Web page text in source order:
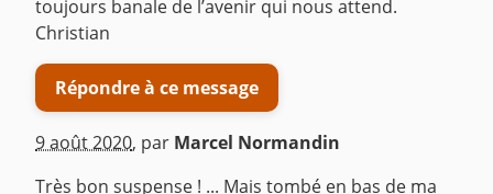
toujours banale de l’avenir qui nous attend.
Christian
Répondre à ce message
9 août 2020, par Marcel Normandin
Très bon suspense ! ... Mais tombé en bas de ma